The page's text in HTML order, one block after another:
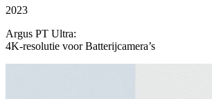
2023
Argus PT Ultra:
4K-resolutie voor Batterijcamera’s